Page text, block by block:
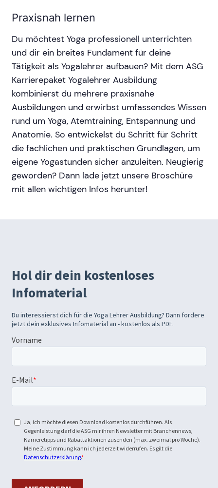
Praxisnah lernen
Du möchtest Yoga professionell unterrichten
und dir ein breites Fundament für deine
Tätigkeit als Yogalehrer aufbauen? Mit dem ASG
Karrierepaket Yogalehrer Ausbildung
kombinierst du mehrere praxisnahe
Ausbildungen und erwirbst umfassendes Wissen
rund um Yoga, Atemtraining, Entspannung und
Anatomie. So entwickelst du Schritt für Schritt
die fachlichen und praktischen Grundlagen, um
eigene Yogastunden sicher anzuleiten. Neugierig
geworden? Dann lade jetzt unsere Broschüre
mit allen wichtigen Infos herunter!